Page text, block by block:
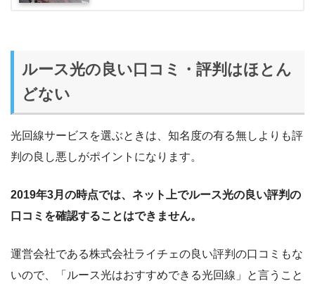
ルース光の良い口コミ・評判はほとん
どない
光回線サービスを選ぶときは、知名度の有る無しよりも評
判の良し悪しがポイントになります。
2019年3月の時点では、ネット上でルース光の良い評判の
口コミを確認することはできません。
運営会社である株式会社ライチェの良い評判の口コミもな
いので、「ルース光はおすすめできる光回線」と言うこと